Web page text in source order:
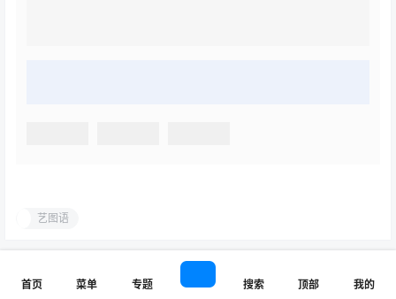
艺图语
【誉铭传媒】写真打包下载
【萌芽儿o0】写真打包下载(更
首页 菜单 专题 搜索 顶部 我的